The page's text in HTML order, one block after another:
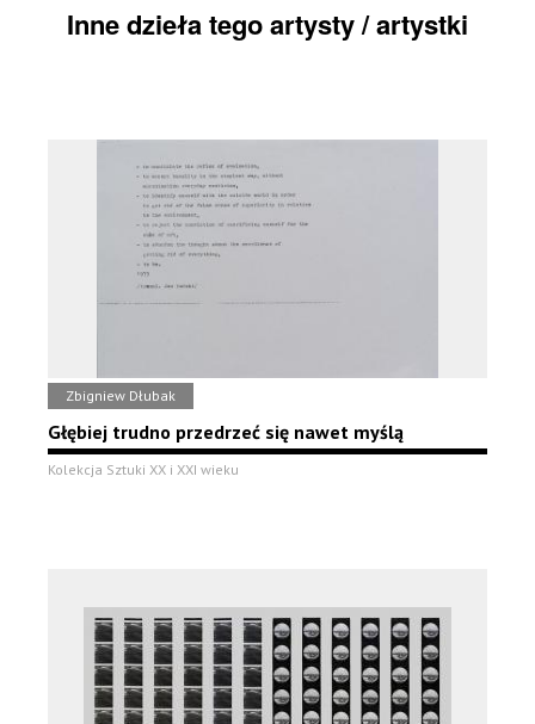
Inne dzieła tego artysty / artystki
Zbigniew Dłubak
Głębiej trudno przedrzeć się nawet myślą
Kolekcja Sztuki XX i XXI wieku